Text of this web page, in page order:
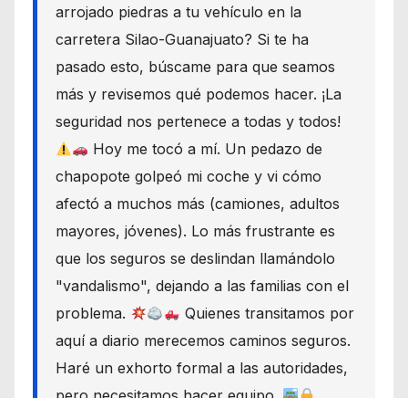
arrojado piedras a tu vehículo en la
carretera Silao-Guanajuato? Si te ha
pasado esto, búscame para que seamos
más y revisemos qué podemos hacer. ¡La
seguridad nos pertenece a todas y todos!
Hoy me tocó a mí. Un pedazo de
chapopote golpeó mi coche y vi cómo
afectó a muchos más (camiones, adultos
mayores, jóvenes). Lo más frustrante es
que los seguros se deslindan llamándolo
"vandalismo", dejando a las familias con el
problema.
Quienes transitamos por
aquí a diario merecemos caminos seguros.
Haré un exhorto formal a las autoridades,